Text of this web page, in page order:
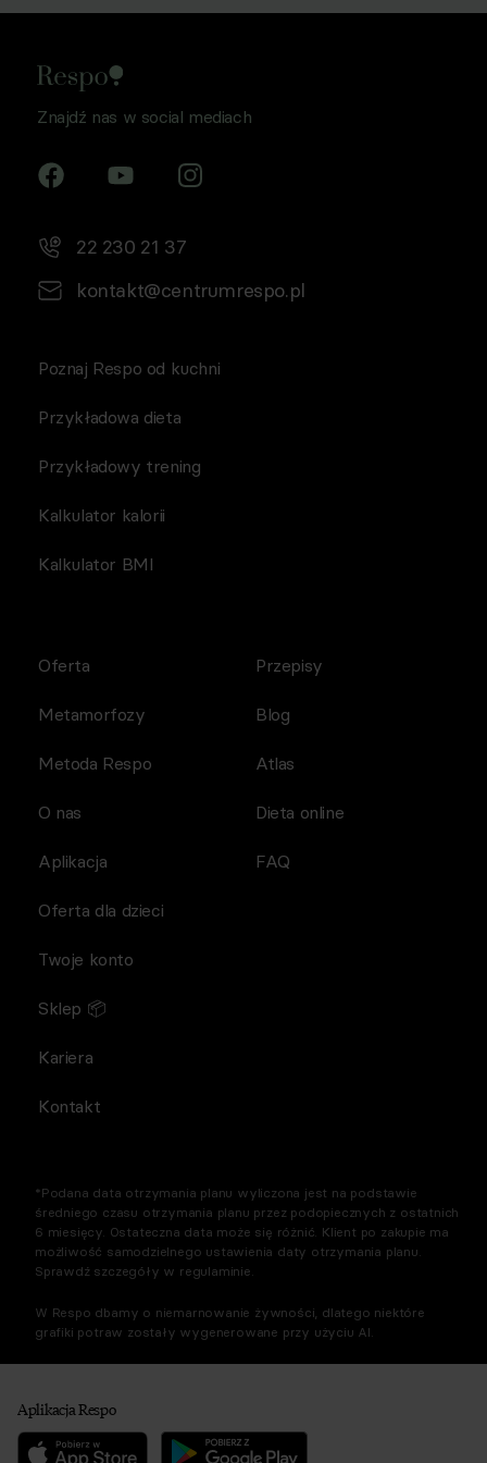
ustawy Prawo komunikacji elektronicznej z dnia 12 lipca
Współadministratorów (Respo Wrzosek Witkowski SK,
Znajdź nas w social mediach
22 230 21 37
kontakt@centrumrespo.pl
Poznaj Respo od kuchni
Przykładowa dieta
Przykładowy trening
Kalkulator kalorii
Kalkulator BMI
Oferta
Metamorfozy
Metoda Respo
O nas
Aplikacja
Przepisy
Blog
Atlas
Dieta online
FAQ
Oferta dla dzieci
Twoje konto
Sklep 📦
Kariera
Kontakt
*Podana data otrzymania planu wyliczona jest na podstawie
średniego czasu otrzymania planu przez podopiecznych z ostatnich
6 miesięcy. Ostateczna data może się różnić. Klient po zakupie ma
możliwość samodzielnego ustawienia daty otrzymania planu.
Sprawdź szczegóły w regulaminie.
W Respo dbamy o niemarnowanie żywności, dlatego niektóre
grafiki potraw zostały wygenerowane przy użyciu AI.
Aplikacja Respo